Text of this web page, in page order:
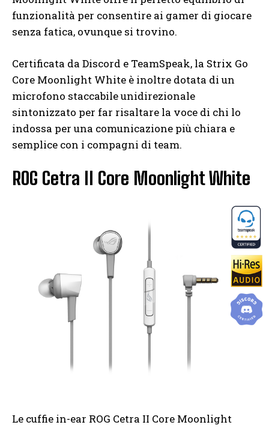
funzionalità per consentire ai gamer di giocare
senza fatica, ovunque si trovino.
Certificata da Discord e TeamSpeak, la Strix Go
Core Moonlight White è inoltre dotata di un
microfono staccabile unidirezionale
sintonizzato per far risaltare la voce di chi lo
indossa per una comunicazione più chiara e
semplice con i compagni di team.
ROG Cetra II Core Moonlight White
Le cuffie in-ear ROG Cetra II Core Moonlight